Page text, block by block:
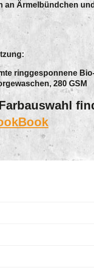
an Ärmelbündchen
ringgesponnene
280 GSM